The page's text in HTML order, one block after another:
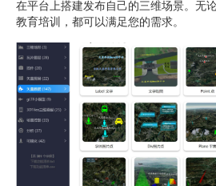
在平台上搭建发布自己的三维场景。无
教育培训，都可以满足您的需求。